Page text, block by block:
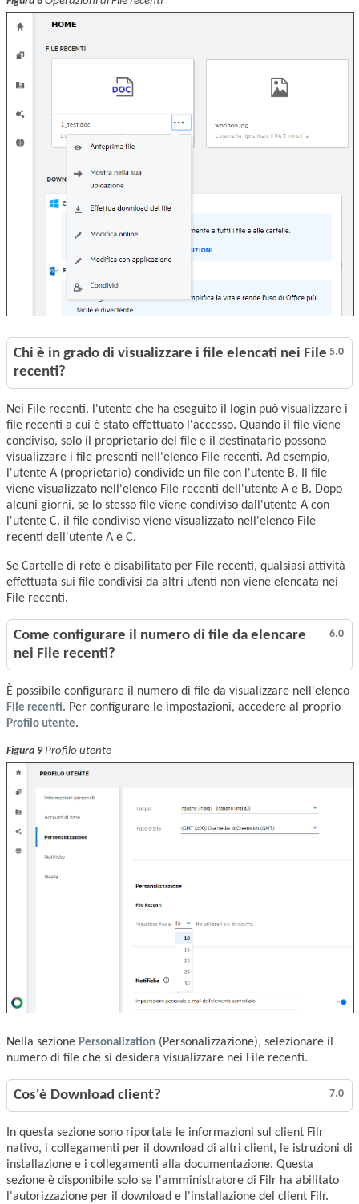
5.0
Chi è in grado di visualizzare i file elencati nei File
recenti?
Nei File recenti, l'utente che ha eseguito il login può visualizzare i
file recenti a cui è stato effettuato l'accesso. Quando il file viene
condiviso, solo il proprietario del file e il destinatario possono
visualizzare i file presenti nell'elenco File recenti. Ad esempio,
l'utente A (proprietario) condivide un file con l'utente B. Il file
viene visualizzato nell'elenco File recenti dell'utente A e B. Dopo
alcuni giorni, se lo stesso file viene condiviso dall'utente A con
l'utente C, il file condiviso viene visualizzato nell'elenco File
recenti dell'utente A e C.
Se Cartelle di rete è disabilitato per File recenti, qualsiasi attività
effettuata sui file condivisi da altri utenti non viene elencata nei
File recenti.
6.0
Come configurare il numero di file da elencare
nei File recenti?
È possibile configurare il numero di file da visualizzare nell'elenco
File recenti. Per configurare le impostazioni, accedere al proprio
Profilo utente.
Figura 9Profilo utente
Nella sezione Personalization (Personalizzazione), selezionare il
numero di file che si desidera visualizzare nei File recenti.
7.0
Cos'è Download client?
In questa sezione sono riportate le informazioni sul client Filr
nativo, i collegamenti per il download di altri client, le istruzioni di
installazione e i collegamenti alla documentazione. Questa
sezione è disponibile solo se l'amministratore di Filr ha abilitato
l'autorizzazione per il download e l'installazione del client Filr.